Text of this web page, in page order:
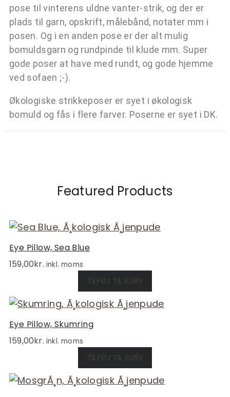
pose til vinterens uldne vanter-strik, og der er
plads til garn, opskrift, målebånd, notater mm i
posen. Og i en anden pose er der alt mulig
bomuldsgarn og rundpinde til klude mm. Super
gode poser at have med rundt, og gode hjemme
ved sofaen ;-).
Økologiske strikkeposer er syet i økologisk
bomuld og fås i flere farver. Poserne er syet i DK.
Featured Products
Eye Pillow, Sea Blue
159,00kr. inkl. moms
TILFØJ TIL KURV
Eye Pillow, Skumring
159,00kr. inkl. moms
TILFØJ TIL KURV